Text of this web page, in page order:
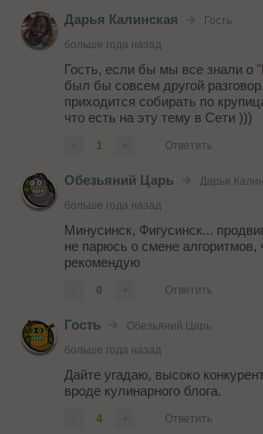
Дарья Калинская
Гость
больше года назад
Гость, если бы мы все знали о
был бы совсем другой
приходится собирать по
что есть на эту тему в Сети )))
1 Ответить
Обезьяний Царь
Дарья
больше года назад
Минусинск, Фигусинск...
не парюсь о смене алгоритмов,
рекомендую
0 Ответить
Гость
Обезьяний Царь
больше года назад
Дайте угадаю, высоко
вроде кулинарного блога.
4 Ответить